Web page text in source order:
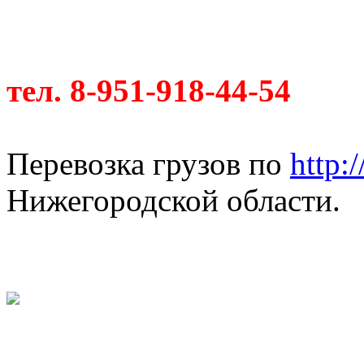
тел. 8-951-918-44-54
Перевозка грузов по
Нижегородской области.